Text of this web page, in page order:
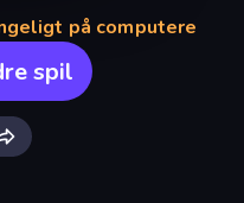
på computere
spil